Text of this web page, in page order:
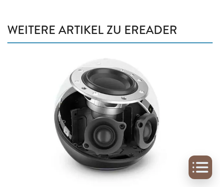
WEITERE ARTIKEL ZU EREADER